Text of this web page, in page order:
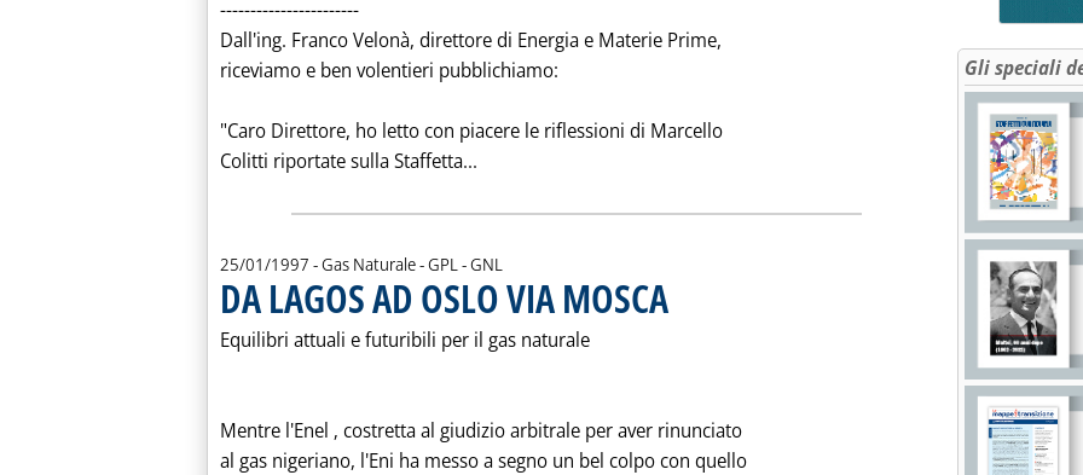
-----------------------
Dall'ing. Franco Velonà, direttore di Energia e Materie Prime,
riceviamo e ben volentieri pubblichiamo:
"Caro Direttore, ho letto con piacere le riflessioni di Marcello
Colitti riportate sulla Staffetta... Leggi tutta la notizia: 'L'ENEL E LE "RIFLESSIONI" DI COLITTI'
25/01/1997 - Gas Naturale - GPL - GNL
DA LAGOS AD OSLO VIA MOSCA
Equilibri attuali e futuribili per il gas naturale
Mentre l'Enel ‚ costretta al giudizio arbitrale per aver rinunciato
al gas nigeriano, l'Eni ha messo a segno un bel colpo con quello
Gli speciali